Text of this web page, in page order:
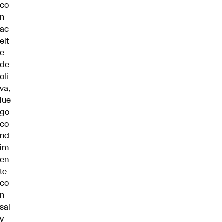
co
n
ac
eit
e
de
oli
va,
lue
go
co
nd
im
en
te
co
n
sal
y